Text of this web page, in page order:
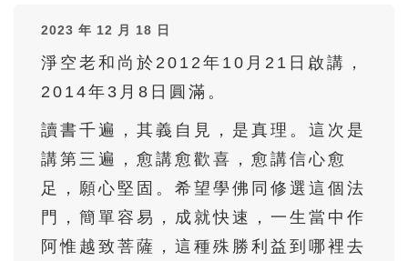
41 42
46 47 48 49 50
52 53
56 57 58 59 60
66 67 68 70
71 72 73 74 75
2023 年 12 月 18 日
淨空老和尚於2012年10月21日啟講，
2014年3月8日圓滿。
讀書千遍，其義自見，是真理。這次是
講第三遍，愈講愈歡喜，愈講信心愈
足，願心堅固。希望學佛同修選這個法
門，簡單容易，成就快速，一生當中作
阿惟越致菩薩，這種殊勝利益到哪裡去